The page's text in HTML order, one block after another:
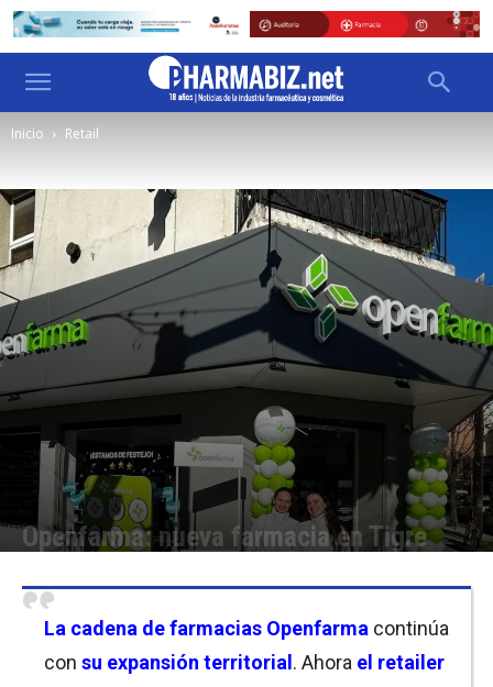
Inicio Retail
Openfarma: nueva farmacia en Tigre
La cadena de farmacias Openfarma continúa
con su expansión territorial . Ahora el retailer